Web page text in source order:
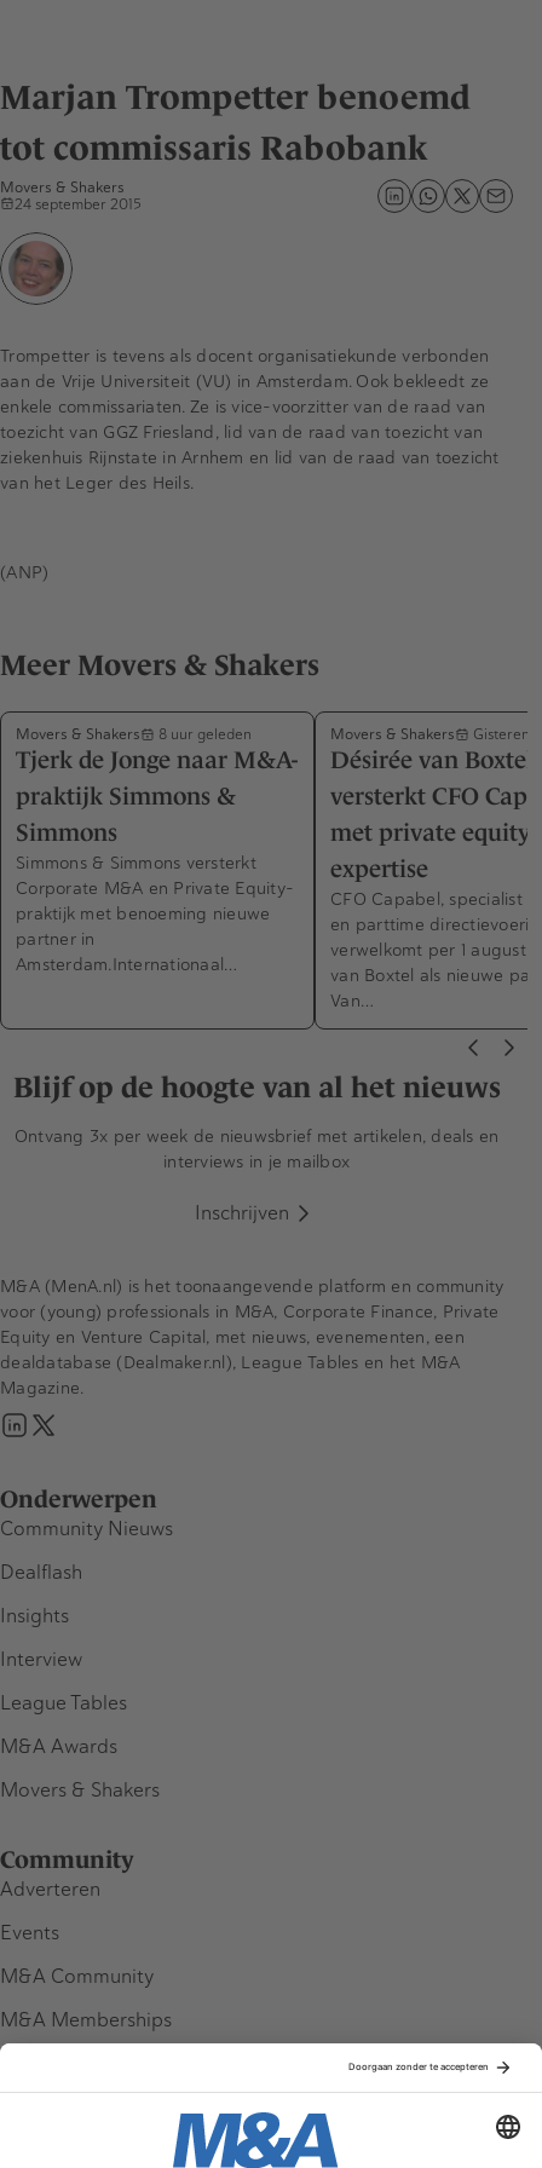
Marjan Trompetter benoemd
tot commissaris Rabobank
Movers & Shakers
24 september 2015
Trompetter is tevens als docent organisatiekunde verbonden
aan de Vrije Universiteit (VU) in Amsterdam. Ook bekleedt ze
enkele commissariaten. Ze is vice-voorzitter van de raad van
toezicht van GGZ Friesland, lid van de raad van toezicht van
ziekenhuis Rijnstate in Arnhem en lid van de raad van toezicht
van het Leger des Heils.
(ANP)
Meer Movers & Shakers
Movers & Shakers 8 uur geleden
Tjerk de Jonge naar M&A-
praktijk Simmons &
Simmons
Simmons & Simmons versterkt
Corporate M&A en Private Equity-
praktijk met benoeming nieuwe
partner in
Amsterdam.Internationaal…
Movers & Shakers Gisteren
Désirée van Boxtel
versterkt CFO
met private equity-
expertise
CFO Capabel, specialist
en parttime
verwelkomt per 1
van Boxtel als nieuwe
Van…
Blijf op de hoogte van al het nieuws
Ontvang 3x per week de nieuwsbrief met artikelen, deals en
interviews in je mailbox
Inschrijven
Onderwerpen
Community Nieuws
Dealflash
Insights
Interview
League Tables
M&A Awards
Movers & Shakers
Community
Adverteren
Events
M&A Community
M&A Memberships
M&A (MenA.nl) is het toonaangevende platform en community
voor (young) professionals in M&A, Corporate Finance, Private
Equity en Venture Capital, met nieuws, evenementen, een
dealdatabase (Dealmaker.nl), League Tables en het M&A
Magazine.